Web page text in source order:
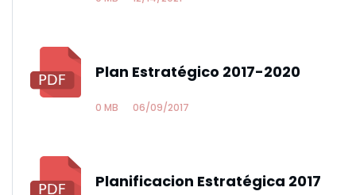
Plan Estratégico 2017-2020
0 MB 06/09/2017
Planificacion Estratégica 2017